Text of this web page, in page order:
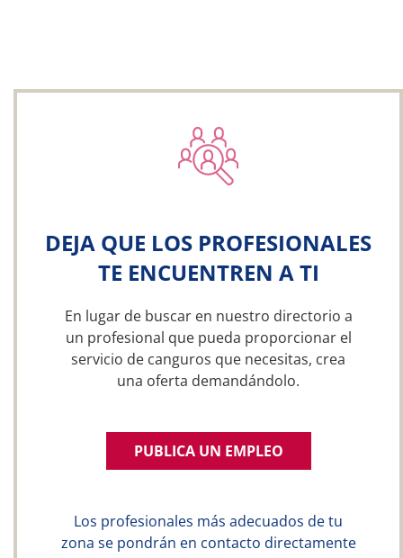
DEJA QUE LOS PROFESIONALES
TE ENCUENTREN A TI
En lugar de buscar en nuestro directorio a
un profesional que pueda proporcionar el
servicio de canguros que necesitas, crea
una oferta demandándolo.
PUBLICA UN EMPLEO
Los profesionales más adecuados de tu
zona se pondrán en contacto directamente